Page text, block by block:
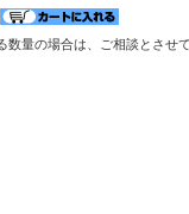
数量の場合は、ご相談とさせ